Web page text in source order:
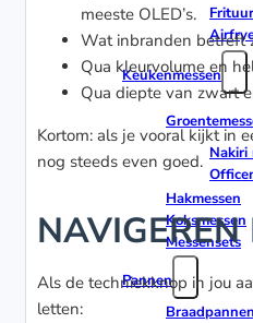
Keukenmessen
Nakiri
Hakmessen
Koksmessen
Messensets
Pannen
Braadpannen
meeste OLED’s.
Wat inbranden betreft
Qua kleurvolume en
Qua diepte van zwart
Kortom: als je vooral kijkt in
nog steeds even goed.
NAVIGEREN
Als de techniekknop in jou
letten: